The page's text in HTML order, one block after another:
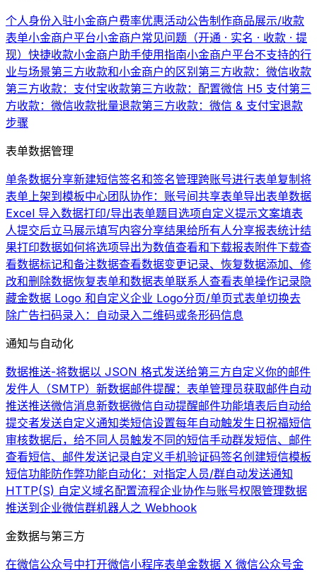
个人身份入驻小金商户费率优惠活动公告制作商品展示/收款
表单小金商户平台小金商户常见问题（开通 · 实名 · 收款 · 提
现） 快捷收款小金商户助手使用指南小金商户平台不支持的行
业与场景第三方收款和小金商户的区别第三方收款：微信收款
第三方收款：支付宝收款第三方收款：配置微信 H5 支付第三
方收款：微信收款批量退款第三方收款：微信 & 支付宝退款
步骤
表单数据管理
单条数据分享新建短信签名和签名管理跨账号进行表单复制将
表单上架到模板中心团队协作：账号间共享表单导出表单数据
Excel 导入数据打印/导出表单题目选项自定义提示文案填表
人提交后立马展示填写内容分享结果给所有人分享报表统计结
果打印数据如何将选项导出为数值查看和下载报表附件下载查
看数据标记和备注数据查看数据变更记录、恢复数据添加、修
改和删除数据恢复表单和数据表单联系人查看表单操作记录隐
藏金数据 Logo 和自定义企业 Logo分页/单页式表单切换去
除广告扫码录入：自动录入二维码或条形码信息
通知与自动化
数据推送-将数据以 JSON 格式发送给第三方自定义你的邮件
发件人（SMTP） 新数据邮件提醒：表单管理员获取邮件自动
推送推送微信消息新数据微信自动提醒邮件功能填表后自动给
提交者发送自定义通知类短信设置每年自动触发生日祝福短信
审核数据后，给不同人员触发不同的短信手动群发短信、邮件
查看短信、邮件发送记录自定义手机验证码签名创建短信模板
短信功能防作弊功能自动化：对指定人员/群自动发送通知
HTTP(S) 自定义域名配置流程企业协作与账号权限管理数据
推送到企业微信群机器人之 Webhook
金数据与第三方
在微信公众号中打开微信小程序表单金数据 X 微信公众号金